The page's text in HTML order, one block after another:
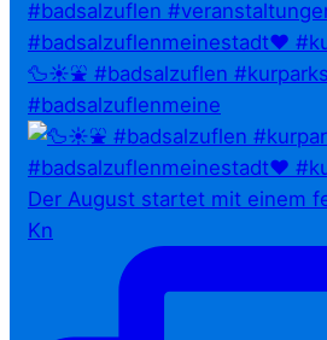
🦆☀️⛲ #badsalzuflen
#badsalzuflenmeine
Der August startet mit einem
Kn